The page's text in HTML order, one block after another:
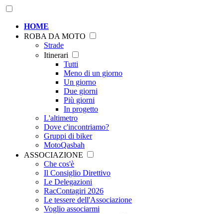
HOME
ROBA DA MOTO
Strade
Itinerari
Tutti
Meno di un giorno
Un giorno
Due giorni
Più giorni
In progetto
L'altimetro
Dove c'incontriamo?
Gruppi di biker
MotoQasbah
ASSOCIAZIONE
Che cos'è
Il Consiglio Direttivo
Le Delegazioni
RacContagiri 2026
Le tessere dell'Associazione
Voglio associarmi